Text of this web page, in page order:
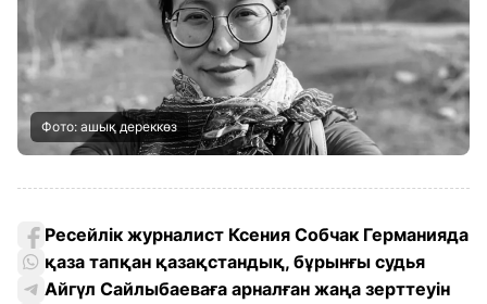
Фото: ашық дереккөз
Ресейлік журналист Ксения Собчак Германияда
қаза тапқан қазақстандық, бұрынғы судья
Айгүл Сайлыбаеваға арналған жаңа зерттеуін